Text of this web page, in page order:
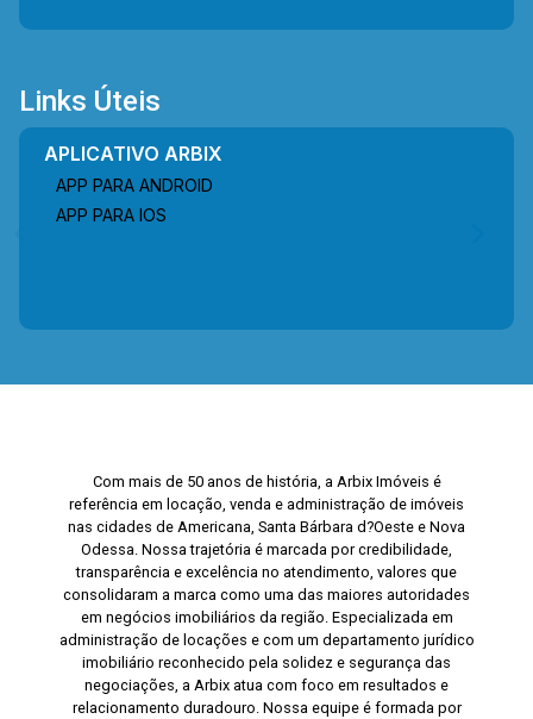
Links Úteis
APLICATIVO ARBIX
APP PARA ANDROID
APP PARA IOS
Com mais de 50 anos de história, a Arbix Imóveis é
referência em locação, venda e administração de imóveis
nas cidades de Americana, Santa Bárbara d?Oeste e Nova
Odessa. Nossa trajetória é marcada por credibilidade,
transparência e excelência no atendimento, valores que
consolidaram a marca como uma das maiores autoridades
em negócios imobiliários da região. Especializada em
administração de locações e com um departamento jurídico
imobiliário reconhecido pela solidez e segurança das
negociações, a Arbix atua com foco em resultados e
relacionamento duradouro. Nossa equipe é formada por